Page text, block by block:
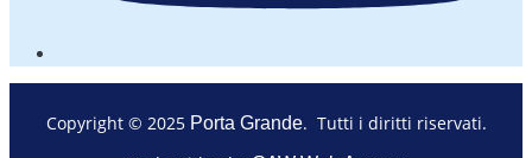
Copyright © 2025 Porta Grande. Tutti i diritti riservati.